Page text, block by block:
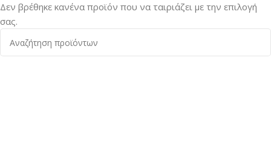
Δεν βρέθηκε κανένα προϊόν που να ταιριάζει με την επιλογή
σας.